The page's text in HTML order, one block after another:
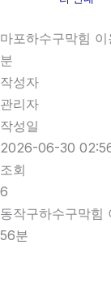
마포하수구막힘
분
작성자
관리자
작성일
2026-06-30
조회
6
동작구하수구막
56분